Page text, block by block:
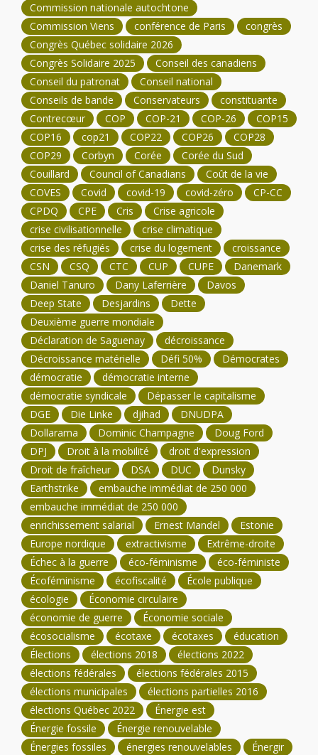
Commission nationale autochtone
Commission Viens
conférence de Paris
congrès
Congrès Québec solidaire 2026
Congrès Solidaire 2025
Conseil des canadiens
Conseil du patronat
Conseil national
Conseils de bande
Conservateurs
constituante
Contrecœur
COP COP-21 COP-26
COP15
COP16
cop21 COP22 COP26
COP28
COP29
Corbyn Corée
Corée du Sud
Couillard
Council of Canadians
Coût de la vie
COVES
Covid covid-19 covid-zéro
CP-CC
CPDQ
CPE Cris
Crise agricole
crise civilisationnelle
crise climatique
crise des réfugiés
crise du logement
croissance
CSN
CSQ CTC CUP CUPE
Danemark
Daniel Tanuro
Dany Laferrière
Davos
Deep State
Desjardins
Dette
Deuxième guerre mondiale
Déclaration de Saguenay
décroissance
Décroissance matérielle
Défi 50%
Démocrates
démocratie
démocratie interne
démocratie syndicale
Dépasser le capitalisme
DGE
Die Linke djihad
DNUDPA
Dollarama
Dominic Champagne
Doug Ford
DPJ
Droit à la mobilité
droit d'expression
Droit de fraîcheur
DSA DUC
Dunsky
Earthstrike
embauche immédiat de 250 000
embauche immédiat de 250 000
enrichissement salarial
Ernest Mandel
Estonie
Europe nordique
extractivisme
Extrême-droite
Échec à la guerre
éco-féminisme
éco-féministe
Écoféminisme
écofiscalité
École publique
écologie
Économie circulaire
économie de guerre
Économie sociale
écosocialisme
écotaxe écotaxes
éducation
Élections
élections 2018
élections 2022
élections fédérales
élections fédérales 2015
élections municipales
élections partielles 2016
élections Québec 2022
Énergie est
Énergie fossile
Énergie renouvelable
Énergies fossiles
énergies renouvelables
Énergir